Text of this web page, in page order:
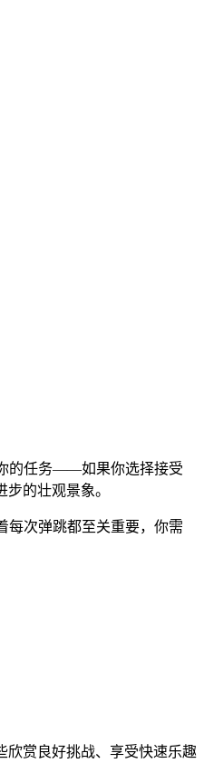
的任务——如果你选择接受
的壮观景象。
每次弹跳都至关重要，你需
欣赏良好挑战、享受快速乐趣